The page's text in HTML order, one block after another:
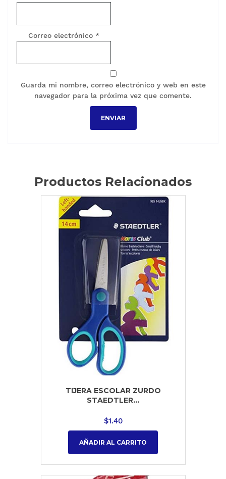
Correo electrónico *
Guarda mi nombre, correo electrónico y web en este
navegador para la próxima vez que comente.
Productos Relacionados
TIJERA ESCOLAR ZURDO
STAEDTLER...
$1.40
AÑADIR AL CARRITO